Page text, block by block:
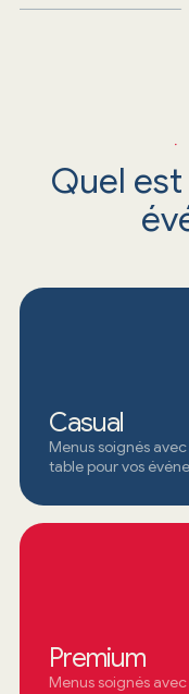
·
Quel
Casual
Menus soignés
table pour vos
Premium
Menus soignés